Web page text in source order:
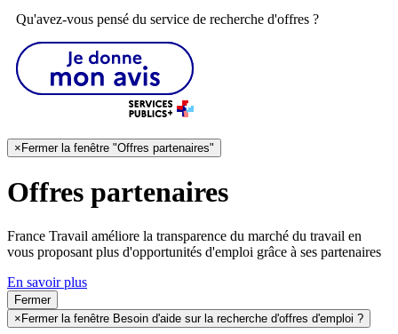
Qu'avez-vous pensé du service de recherche d'offres ?
× Fermer la fenêtre "Offres partenaires"
Offres partenaires
France Travail améliore la transparence du marché du travail en
vous proposant plus d'opportunités d'emploi grâce à ses partenaires
En savoir plus
Fermer
× Fermer la fenêtre Besoin d'aide sur la recherche d'offres d'emploi ?